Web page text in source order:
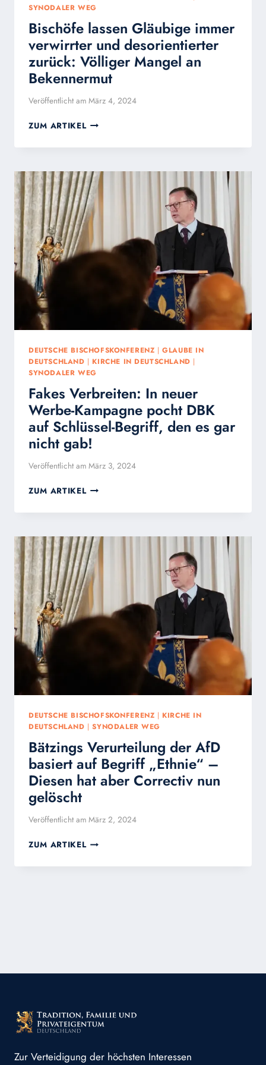
SYNODALER WEG
Bischöfe lassen Gläubige immer
verwirrter und desorientierter
zurück: Völliger Mangel an
Bekennermut
Veröffentlicht am März 4, 2024
ZUM ARTIKEL BISCHÖFE
GLÄUBIGE
VERWIRRTER
UND
DESORIENTIERTER
ZURÜCK:
VÖLLIGER
AN
DEUTSCHE BISCHOFSKONFERENZ |GLAUBE IN
DEUTSCHLAND | KIRCHE IN DEUTSCHLAND |
SYNODALER WEG
Fakes Verbreiten: In neuer
Werbe-Kampagne pocht DBK
auf Schlüssel-Begriff, den es gar
nicht gab!
Veröffentlicht am März 3, 2024
ZUM ARTIKEL FAKES
IN
WERBE-
KAMPAGNE
POCHT
DBK
AUF
SCHLÜSSEL-
BEGRIFF,
DEUTSCHE BISCHOFSKONFERENZ | KIRCHE IN
DEUTSCHLAND |SYNODALER WEG
Bätzings Verurteilung der AfD
basiert auf Begriff „Ethnie“ –
Diesen hat aber Correctiv nun
gelöscht
Veröffentlicht am März 2, 2024
ZUM ARTIKEL BÄTZINGS
DER
GELÖSCHT
Zur Verteidigung der höchsten Interessen